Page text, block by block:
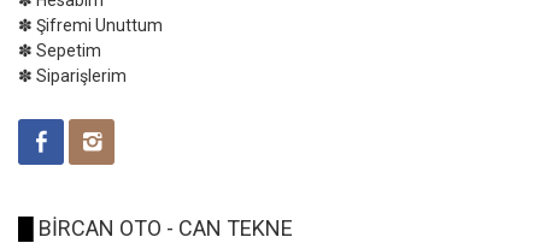
✽ Şifremi Unuttum
✽ Sepetim
✽ Siparişlerim
BİRCAN OTO - CAN TEKNE